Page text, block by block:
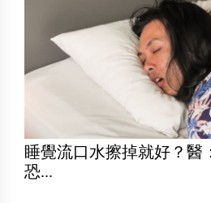
睡覺流口水擦掉就好？
恐...